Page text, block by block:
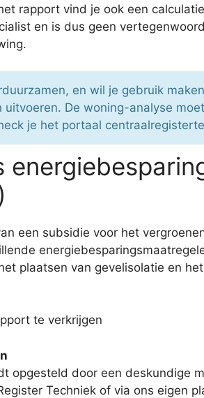
rapport vind je ook een
en is dus geen
en wil je gebruik
uitvoeren. De woning-analyse
je het portaal
een subsidie voor het
plaatsen van gevelisolatie en
te verkrijgen
opgesteld door een deskundige
Techniek of via ons eigen